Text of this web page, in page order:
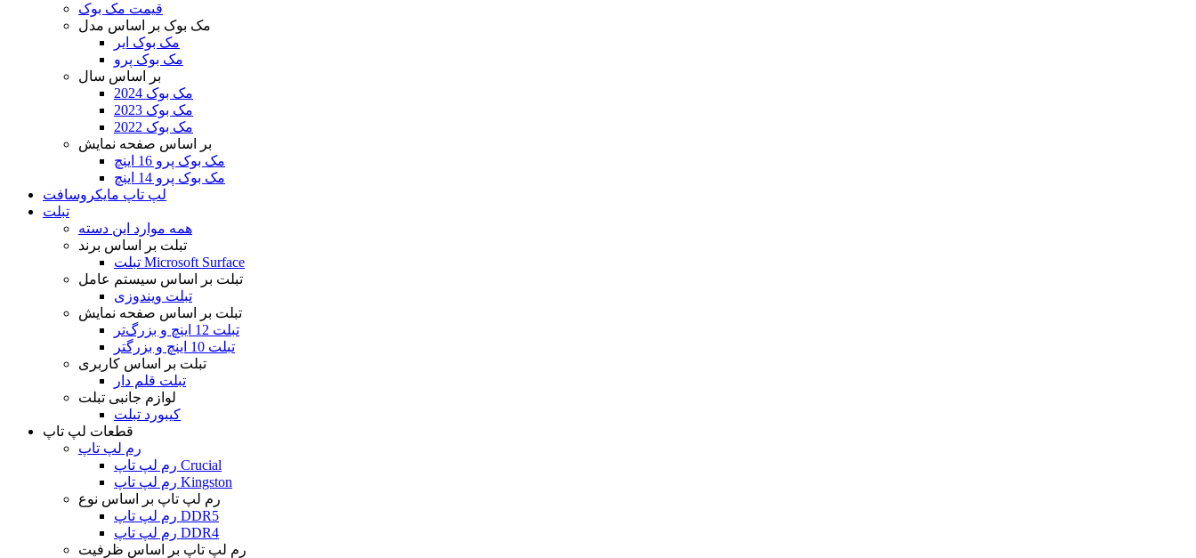
قیمت مک بوک
مک بوک بر اساس مدل
مک بوک ایر
مک بوک پرو
بر اساس سال
مک بوک 2024
مک بوک 2023
مک بوک 2022
بر اساس صفحه نمایش
مک بوک پرو 16 اینچ
مک بوک پرو 14 اینچ
لپ تاپ مایکروسافت
تبلت
همه موارد این دسته
تبلت بر اساس برند
تبلت Microsoft Surface
تبلت بر اساس سیستم عامل
تبلت ویندوزی
تبلت بر اساس صفحه نمایش
تبلت 12 اینچ و بزرگ‌تر
تبلت 10 اینچ و بزرگتر
تبلت بر اساس کاربری
تبلت قلم دار
لوازم جانبی تبلت
کیبورد تبلت
قطعات لپ تاپ
رم لپ تاپ
رم لپ تاپ Crucial
رم لپ تاپ Kingston
رم لپ تاپ بر اساس نوع
رم لپ تاپ DDR5
رم لپ تاپ DDR4
رم لپ تاپ بر اساس ظرفیت